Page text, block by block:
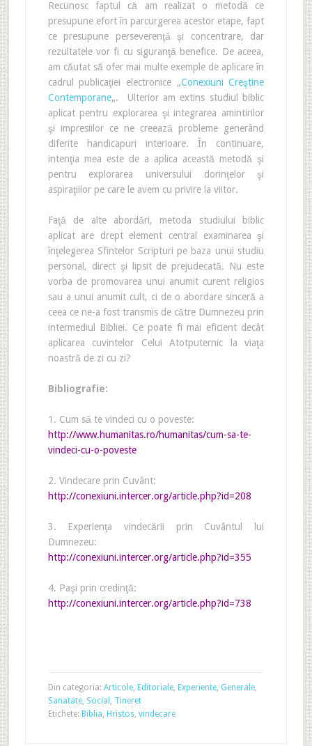
Recunosc faptul că am realizat o metodă ce
presupune efort în parcurgerea acestor etape, fapt
ce presupune perseverenţă şi concentrare, dar
rezultatele vor fi cu siguranţă benefice. De aceea,
am căutat să ofer mai multe exemple de aplicare în
cadrul publicaţiei electronice „Conexiuni Creştine
Contemporane„. Ulterior am extins studiul biblic
aplicat pentru explorarea şi integrarea amintirilor
şi impresiilor ce ne creează probleme generând
diferite handicapuri interioare. În continuare,
intenţia mea este de a aplica această metodă şi
pentru explorarea universului dorinţelor şi
aspiraţiilor pe care le avem cu privire la viitor.
Faţă de alte abordări, metoda studiului biblic
aplicat are drept element central examinarea şi
înţelegerea Sfintelor Scripturi pe baza unui studiu
personal, direct şi lipsit de prejudecată. Nu este
vorba de promovarea unui anumit curent religios
sau a unui anumit cult, ci de o abordare sinceră a
ceea ce ne-a fost transmis de către Dumnezeu prin
intermediul Bibliei. Ce poate fi mai eficient decât
aplicarea cuvintelor Celui Atotputernic la viaţa
noastră de zi cu zi?
Bibliografie:
1. Cum să te vindeci cu o poveste:
http://www.humanitas.ro/humanitas/cum-sa-te-
vindeci-cu-o-poveste
2. Vindecare prin Cuvânt:
http://conexiuni.intercer.org/article.php?id=208
3. Experienţa vindecării prin Cuvântul lui
Dumnezeu:
http://conexiuni.intercer.org/article.php?id=355
4. Paşi prin credinţă:
http://conexiuni.intercer.org/article.php?id=738
Din categoria: Articole, Editoriale, Experiente, Generale,
Sanatate, Social , Tineret
Etichete: Biblia, Hristos, vindecare